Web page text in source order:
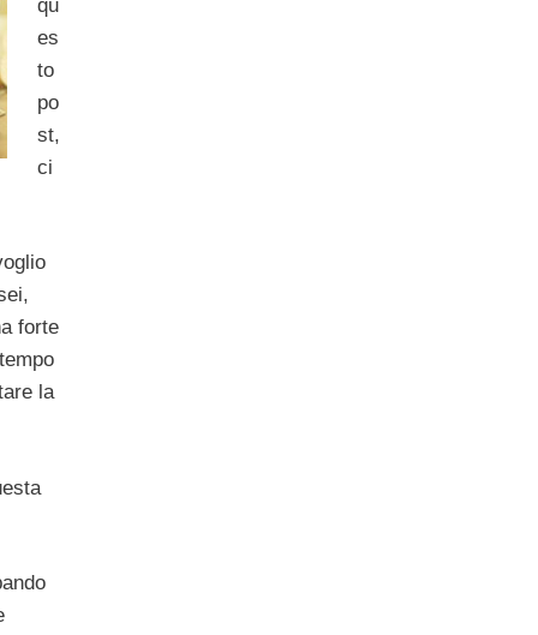
qu
es
to
po
st,
ci
forte
la